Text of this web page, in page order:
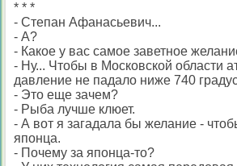
* * *
- Степан Афанасьевич...
- А?
- Какое у вас самое заветное
- Ну... Чтобы в Московской области
давление не падало ниже 740
- Это еще зачем?
- Рыба лучше клюет.
- А вот я загадала бы желание -
японца.
- Почему за японца-то?